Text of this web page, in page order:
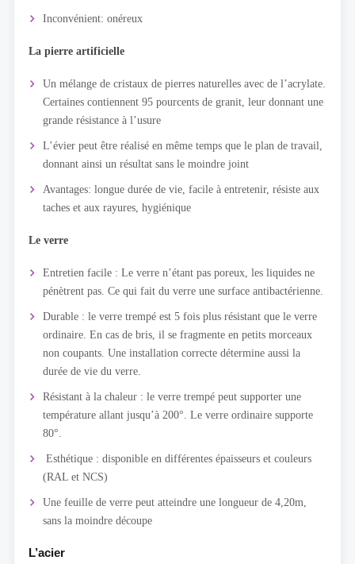
Inconvénient: onéreux
La pierre artificielle
Un mélange de cristaux de pierres naturelles avec de l’acrylate.
Certaines contiennent 95 pourcents de granit, leur donnant une
grande résistance à l’usure
L’évier peut être réalisé en même temps que le plan de travail,
donnant ainsi un résultat sans le moindre joint
Avantages: longue durée de vie, facile à entretenir, résiste aux
taches et aux rayures, hygiénique
Le verre
Entretien facile : Le verre n’étant pas poreux, les liquides ne
pénètrent pas. Ce qui fait du verre une surface antibactérienne.
Durable : le verre trempé est 5 fois plus résistant que le verre
ordinaire. En cas de bris, il se fragmente en petits morceaux
non coupants. Une installation correcte détermine aussi la
durée de vie du verre.
Résistant à la chaleur : le verre trempé peut supporter une
température allant jusqu’à 200°. Le verre ordinaire supporte
80°.
Esthétique : disponible en différentes épaisseurs et couleurs
(RAL et NCS)
Une feuille de verre peut atteindre une longueur de 4,20m,
sans la moindre découpe
L’acier